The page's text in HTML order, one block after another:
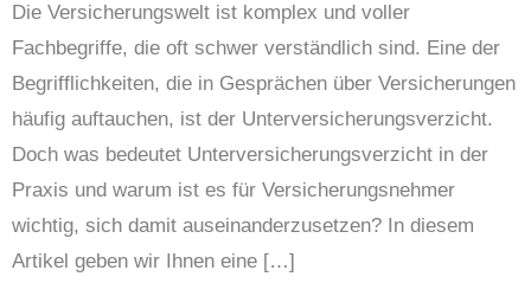
Die Versicherungswelt ist komplex und voller
Fachbegriffe, die oft schwer verständlich sind. Eine der
Begrifflichkeiten, die in Gesprächen über Versicherungen
häufig auftauchen, ist der Unterversicherungsverzicht.
Doch was bedeutet Unterversicherungsverzicht in der
Praxis und warum ist es für Versicherungsnehmer
wichtig, sich damit auseinanderzusetzen? In diesem
Artikel geben wir Ihnen eine […]